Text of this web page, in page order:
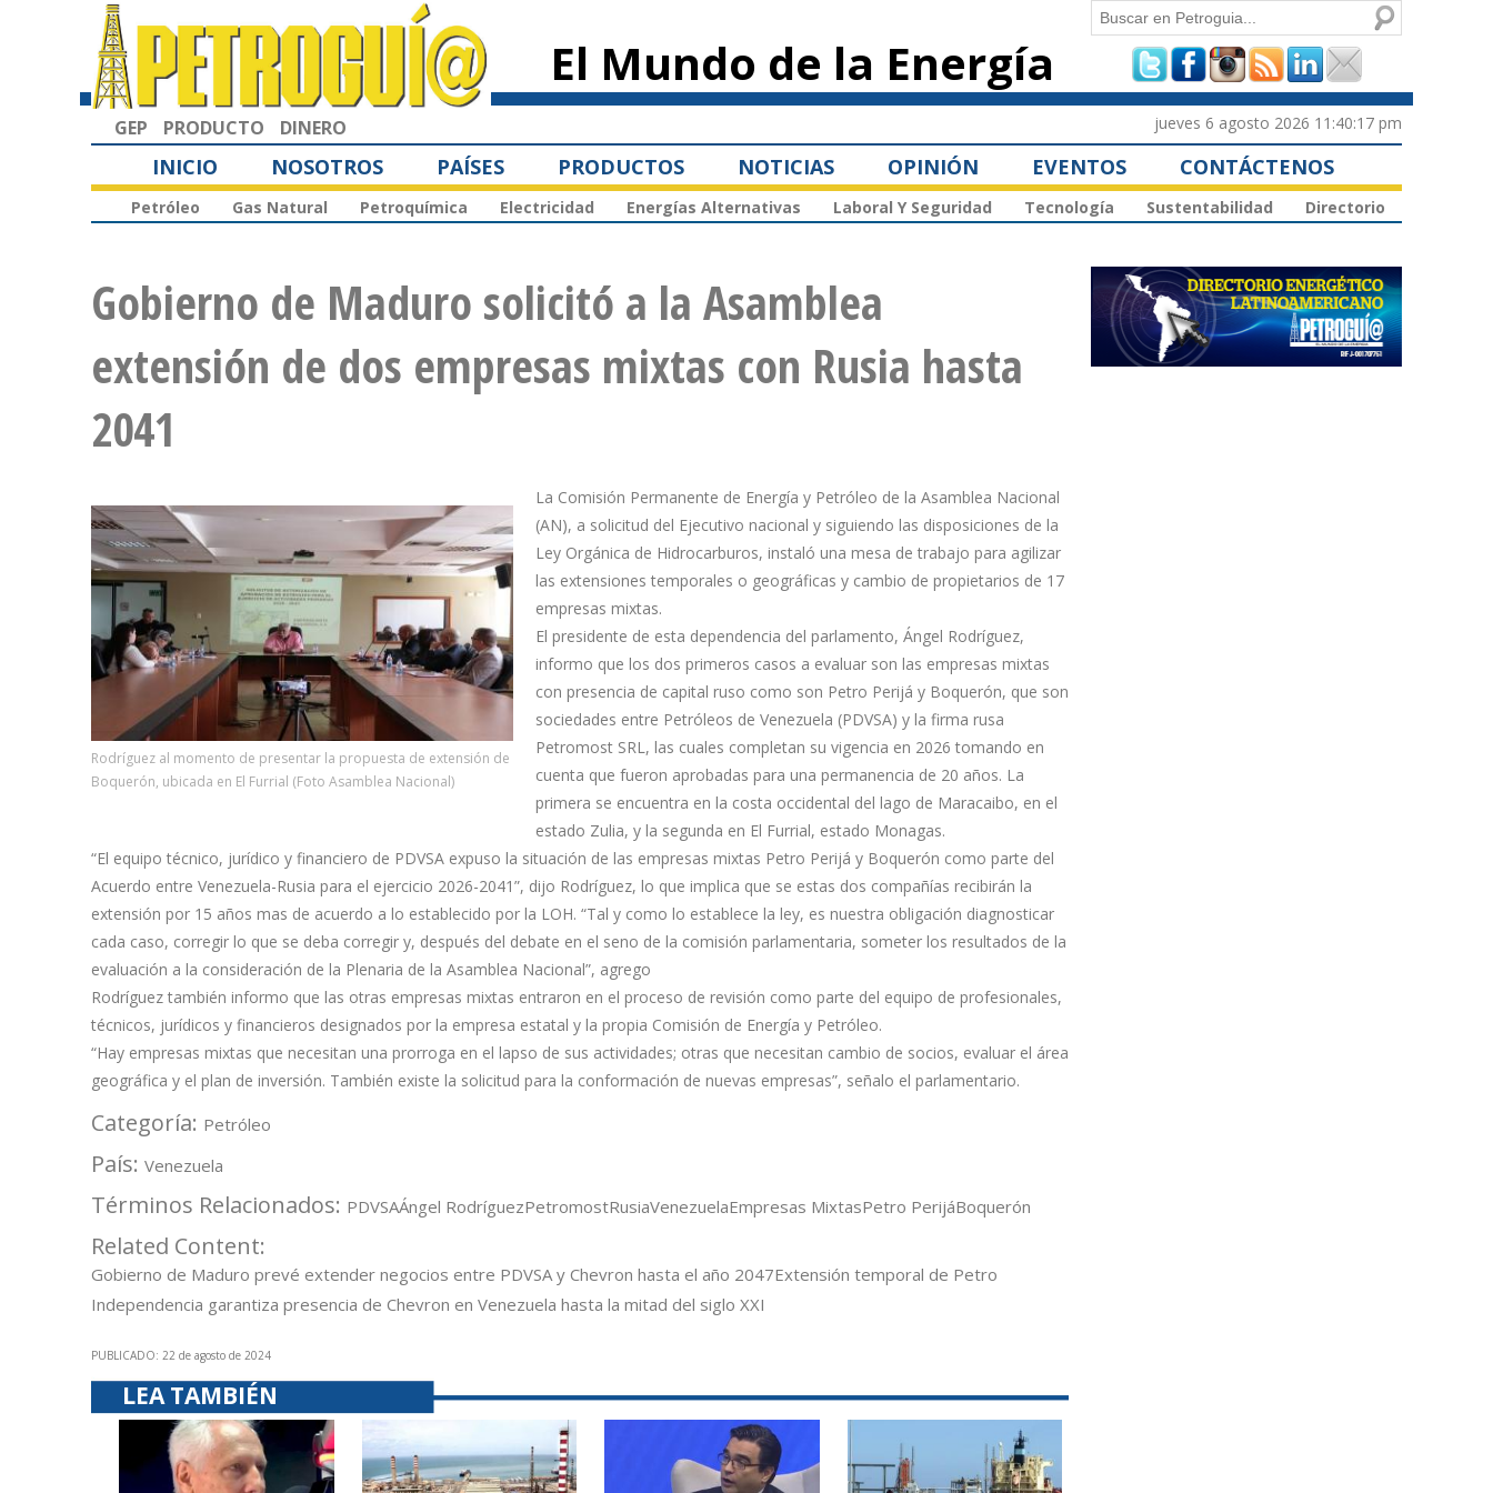
principal
El Mundo de la Energía
Formulario de
búsqueda
Buscar
GEP PRODUCTO DINERO jueves 6 agosto 2026 11:40:17 pm
INICIO NOSOTROS PAÍSES PRODUCTOS NOTICIAS OPINIÓN EVENTOS CONTÁCTENOS
Petróleo Gas Natural Petroquímica Electricidad Energías Alternativas Laboral Y Seguridad Tecnología Sustentabilidad Directorio
Gobierno de Maduro solicitó a la Asamblea
extensión de dos empresas mixtas con Rusia hasta
2041
Rodríguez al momento de presentar la propuesta de extensión de
Boquerón, ubicada en El Furrial (Foto Asamblea Nacional)
La Comisión Permanente de Energía y Petróleo de la Asamblea Nacional
(AN), a solicitud del Ejecutivo nacional y siguiendo las disposiciones de la
Ley Orgánica de Hidrocarburos, instaló una mesa de trabajo para agilizar
las extensiones temporales o geográficas y cambio de propietarios de 17
empresas mixtas.
El presidente de esta dependencia del parlamento, Ángel Rodríguez,
informo que los dos primeros casos a evaluar son las empresas mixtas
con presencia de capital ruso como son Petro Perijá y Boquerón, que son
sociedades entre Petróleos de Venezuela (PDVSA) y la firma rusa
Petromost SRL, las cuales completan su vigencia en 2026 tomando en
cuenta que fueron aprobadas para una permanencia de 20 años. La
primera se encuentra en la costa occidental del lago de Maracaibo, en el
estado Zulia, y la segunda en El Furrial, estado Monagas.
“El equipo técnico, jurídico y financiero de PDVSA expuso la situación de las empresas mixtas Petro Perijá y Boquerón como parte del
Acuerdo entre Venezuela-Rusia para el ejercicio 2026-2041”, dijo Rodríguez, lo que implica que se estas dos compañías recibirán la
extensión por 15 años mas de acuerdo a lo establecido por la LOH. “Tal y como lo establece la ley, es nuestra obligación diagnosticar
cada caso, corregir lo que se deba corregir y, después del debate en el seno de la comisión parlamentaria, someter los resultados de la
evaluación a la consideración de la Plenaria de la Asamblea Nacional”, agrego
Rodríguez también informo que las otras empresas mixtas entraron en el proceso de revisión como parte del equipo de profesionales,
técnicos, jurídicos y financieros designados por la empresa estatal y la propia Comisión de Energía y Petróleo.
“Hay empresas mixtas que necesitan una prorroga en el lapso de sus actividades; otras que necesitan cambio de socios, evaluar el área
geográfica y el plan de inversión. También existe la solicitud para la conformación de nuevas empresas”, señalo el parlamentario.
Categoría: Petróleo
País: Venezuela
Términos Relacionados: PDVSAÁngel RodríguezPetromostRusiaVenezuelaEmpresas MixtasPetro PerijáBoquerón
Related Content:
Gobierno de Maduro prevé extender negocios entre PDVSA y Chevron hasta el año 2047Extensión temporal de Petro
Independencia garantiza presencia de Chevron en Venezuela hasta la mitad del siglo XXI
PUBLICADO: 22 de agosto de 2024
LEA TAMBIÉN